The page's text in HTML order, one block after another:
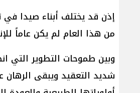
إذن قد يختلف أبناء صيدا في
من هذا العام لم يكن عاماً
وبين طموحات التطوير التي
شديد التعقيد ويبقى الرهان